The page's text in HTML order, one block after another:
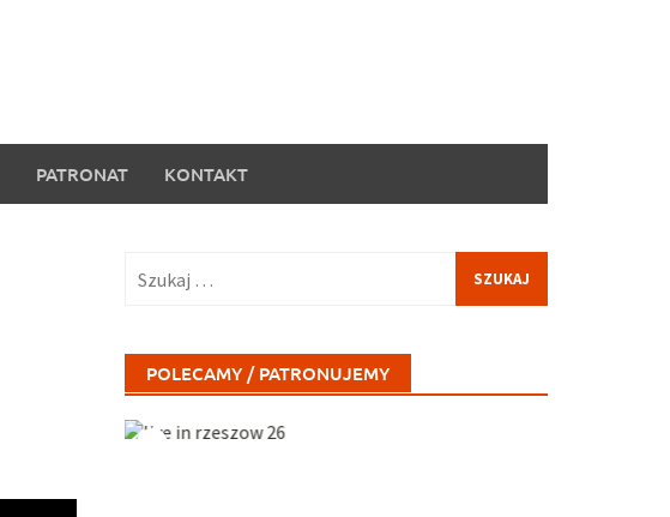
PATRONAT KONTAKT
POLECAMY / PATRONUJEMY